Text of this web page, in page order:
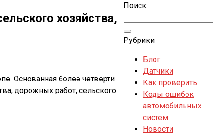
хозяйства,
Основанная более четверти
дорожных работ, сельского
Поиск:
Рубрики
Блог
Датчики
Как проверить
Коды ошибок
автомобильных
систем
Новости